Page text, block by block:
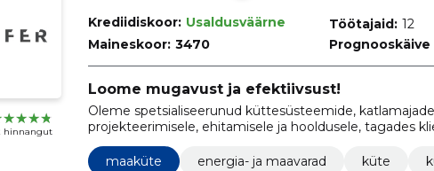
hinnangut
Krediidiskoor: Usaldusväärne
Maineskoor: 3470
Töötajaid: 12
Prognooskäive
Loome mugavust ja efektiivsust!
Oleme spetsialiseerunud küttesüsteemide,
projekteerimisele, ehitamisele ja hooldusele, tagades
energiakasutuse ja mugavuse.
maaküte
energia- ja maavarad küte